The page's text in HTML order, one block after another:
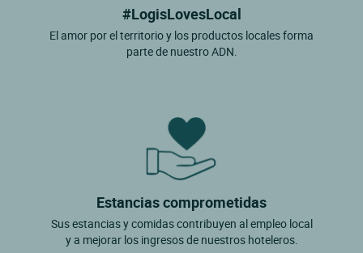
#LogisLovesLocal
El amor por el territorio y los productos locales forma
parte de nuestro ADN.
Estancias comprometidas
Sus estancias y comidas contribuyen al empleo local
y a mejorar los ingresos de nuestros hoteleros.